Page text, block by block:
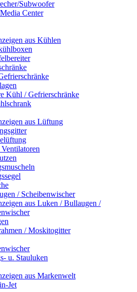
Subwoofer
Center
aus Kühlen
Kühl / Gefrierschränke
aus Lüftung
/ Scheibenwischer
aus Luken / Bullaugen /
/ Moskitogitter
u. Stauluken
aus Markenwelt
Jet